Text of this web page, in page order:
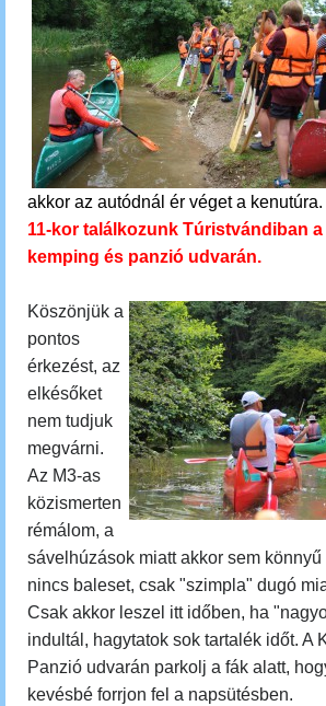
akkor az autódnál ér véget a kenutúra.
11-kor találkozunk Túristvándiban
kemping és panzió udvarán.
Köszönjük a
pontos
érkezést, az
elkésőket
nem tudjuk
megvárni.
Az M3-as
közismerten
rémálom, a
sávelhúzások miatt akkor sem
nincs baleset, csak "szimpla" dugó
Csak akkor leszel itt időben, ha
indultál, hagytatok sok tartalék időt. A
Panzió udvarán parkolj a fák alatt,
kevésbé forrjon fel a napsütésben.